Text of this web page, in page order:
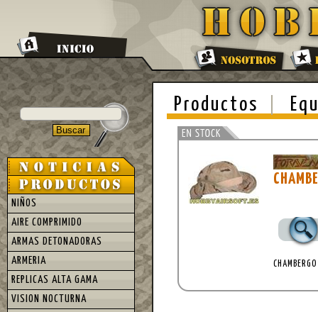
Productos
NIÑOS
AIRE COMPRIMIDO
ARMAS DETONADORAS
ARMERIA
REPLICAS ALTA GAMA
VISION NOCTURNA